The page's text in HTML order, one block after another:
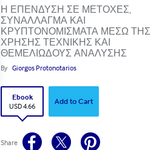
Η ΕΠΕΝΔΥΣΗ ΣΕ ΜΕΤΟΧΕΣ,
ΣΥΝΑΛΛΑΓΜΑ ΚΑΙ
ΚΡΥΠΤΟΝΟΜΙΣΜΑΤΑ ΜΕΣΩ ΤΗΣ
ΧΡΗΣΗΣ ΤΕΧΝΙΚΗΣ ΚΑΙ
ΘΕΜΕΛΙΩΔΟΥΣ ΑΝΑΛΥΣΗΣ
By Giorgos Protonotarios
Ebook
USD 4.66
Add to Cart
Share